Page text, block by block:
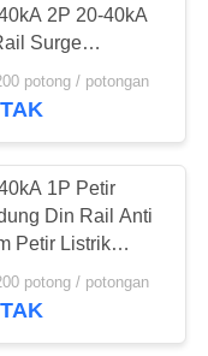
2P 20-40kA
Surge
Over Voltage
potong / potongan
1P Petir
Din Rail Anti
Petir Listrik
potong / potongan